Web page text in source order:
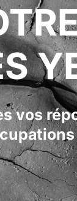
vos